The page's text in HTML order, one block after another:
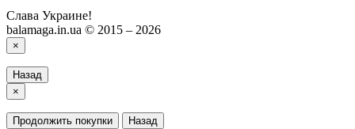
Слава Украине!
balamaga.in.ua © 2015 – 2026
×
Назад
×
Продолжить покупки
Назад